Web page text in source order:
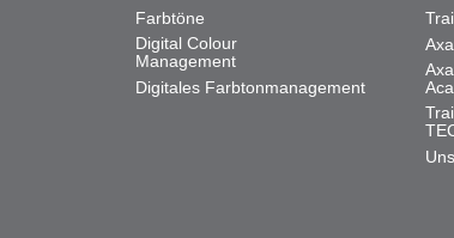
Farbtöne
Digital Colour
Management
Digitales Farbtonmanagement